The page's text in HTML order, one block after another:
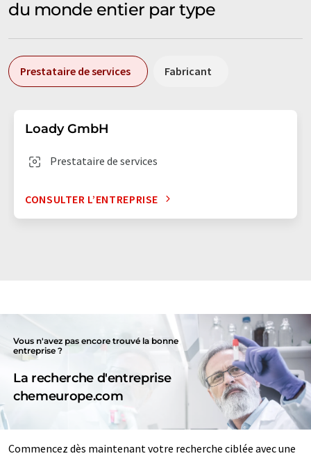
du monde entier par type
Prestataire de services Fabricant
Loady GmbH
Prestataire de services
CONSULTER L’ENTREPRISE
Vous n'avez pas encore trouvé la bonne
entreprise ?
La recherche d'entreprise
chemeurope.com
Commencez dès maintenant votre recherche ciblée avec une